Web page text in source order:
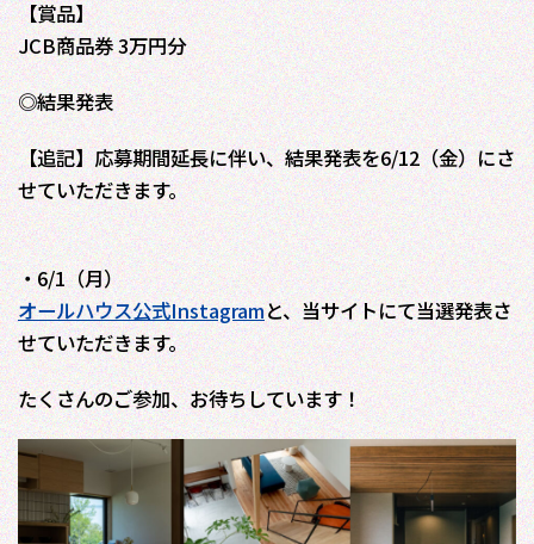
【賞品】
JCB商品券 3万円分
◎結果発表
【追記】応募期間延長に伴い、結果発表を6/12（金）にさ
せていただきます。
・6/1（月）
オールハウス公式Instagramと、当サイトにて当選発表さ
せていただきます。
たくさんのご参加、お待ちしています！